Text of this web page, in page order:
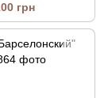
грн